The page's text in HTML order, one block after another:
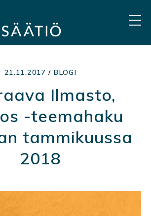
21.11.2017 /BLOGI
Ilmasto,
-teemahaku
tammikuussa
2018